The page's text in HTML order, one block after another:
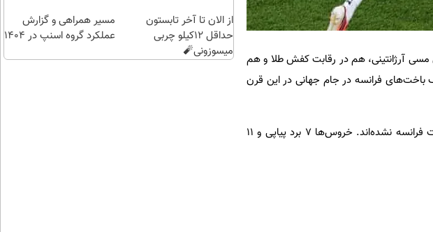
مسی آرژانتینی، هم در رقابت کفش طلا و هم
باخت‌های فرانسه در جام جهانی در این قرن
مراکش در ۳۴ مسابقه اخیر خود شکست نخورده اما آن‌ها هرگز موفق به شکست فرانسه نشده‌اند. خروس‌ها ۷ برد پیاپی و ۱۱
ببین.از الان تا آخر تابستون
حداقل 12کیلو چربی
میسوزونی🧨
مسیر همراهی و گزارش
عملکرد گروه اسنپ در ۱۴۰۴